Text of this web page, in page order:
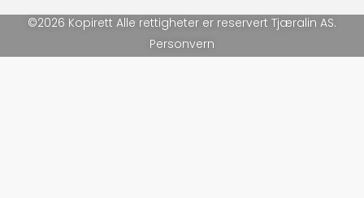
©2026 Kopirett Alle rettigheter er reservert Tjæralin AS.
Personvern